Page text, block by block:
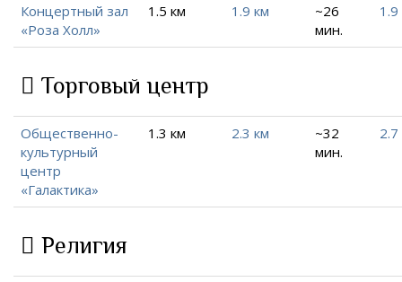
Концертный зал
«Роза Холл»
1.5 км 1.9 км
~26
мин.
Торговый центр
Общественно-
культурный
центр
«Галактика»
1.3 км 2.3 км
~32
мин.
Религия